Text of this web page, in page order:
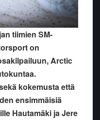
tiimien SM-
on
Arctic
kokemusta että
ensimmäisiä
Hautamäki ja Jere